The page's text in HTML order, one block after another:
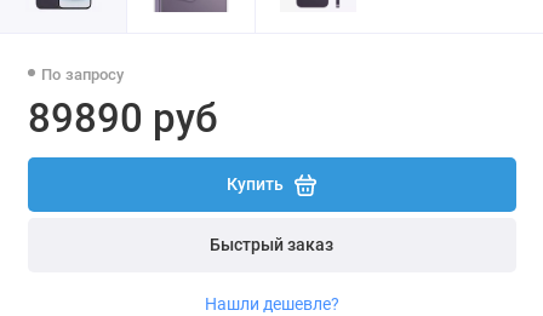
По запросу
89890 руб
Купить
Быстрый заказ
Нашли дешевле?